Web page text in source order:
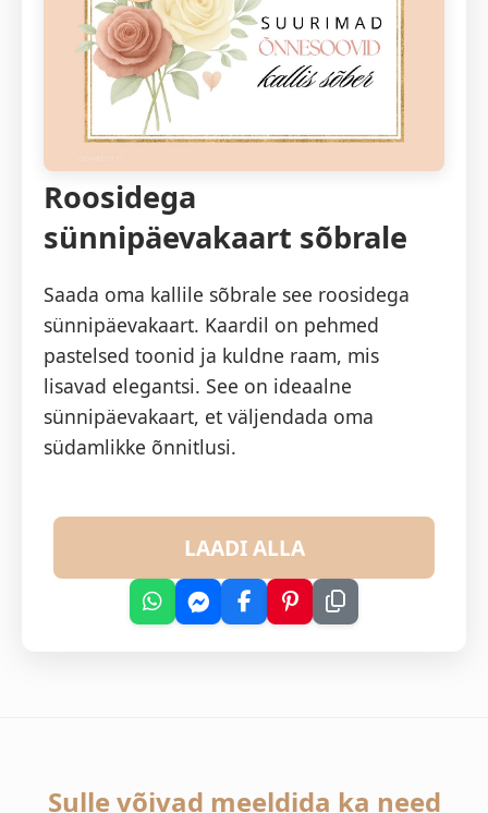
Roosidega
sünnipäevakaart sõbrale
Saada oma kallile sõbrale see roosidega
sünnipäevakaart. Kaardil on pehmed
pastelsed toonid ja kuldne raam, mis
lisavad elegantsi. See on ideaalne
sünnipäevakaart, et väljendada oma
südamlikke õnnitlusi.
LAADI ALLA
Sulle võivad meeldida ka need